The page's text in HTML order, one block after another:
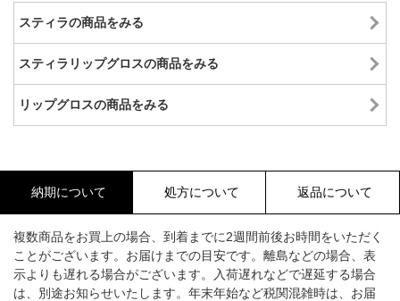
スティラの商品をみる
スティラリップグロスの商品をみる
リップグロスの商品をみる
納期について 処方について 返品について
複数商品をお買上の場合、到着までに2週間前後お時間をいただく
ことがございます。お届けまでの目安です。離島などの場合、表
示よりも遅れる場合がございます。入荷遅れなどで遅延する場合
は、別途お知らせいたします。年末年始など税関混雑時は、お届